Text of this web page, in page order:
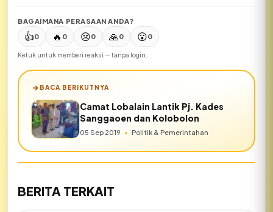
BAGAIMANA PERASAAN ANDA?
👍0 🔥 0 😢0 🙏0 😮0
Ketuk untuk memberi reaksi — tanpa login.
BACA BERIKUTNYA
Camat Lobalain Lantik Pj. Kades
Sanggaoen dan Kolobolon
05 Sep 2019 • Politik & Pemerintahan
BERITA TERKAIT